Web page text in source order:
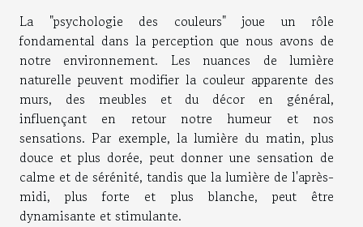
La "psychologie des couleurs" joue un rôle
fondamental dans la perception que nous avons de
notre environnement. Les nuances de lumière
naturelle peuvent modifier la couleur apparente des
murs, des meubles et du décor en général,
influençant en retour notre humeur et nos
sensations. Par exemple, la lumière du matin, plus
douce et plus dorée, peut donner une sensation de
calme et de sérénité, tandis que la lumière de l'après-
midi, plus forte et plus blanche, peut être
dynamisante et stimulante.